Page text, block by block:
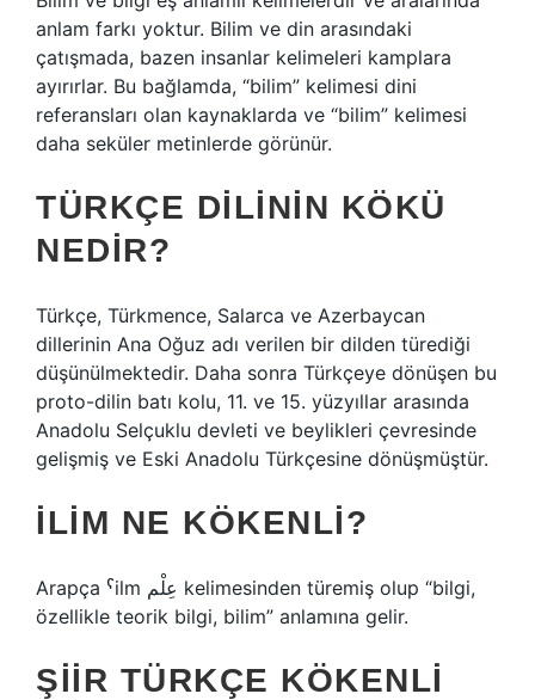
anlam farkı yoktur. Bilim ve din arasındaki
çatışmada, bazen insanlar kelimeleri kamplara
ayırırlar. Bu bağlamda, “bilim” kelimesi dini
referansları olan kaynaklarda ve “bilim” kelimesi
daha seküler metinlerde görünür.
TÜRKÇE DILININ KÖKÜ
NEDIR?
Türkçe, Türkmence, Salarca ve Azerbaycan
dillerinin Ana Oğuz adı verilen bir dilden türediği
düşünülmektedir. Daha sonra Türkçeye dönüşen bu
proto-dilin batı kolu, 11. ve 15. yüzyıllar arasında
Anadolu Selçuklu devleti ve beylikleri çevresinde
gelişmiş ve Eski Anadolu Türkçesine dönüşmüştür.
İLIM NE KÖKENLI?
Arapça ˁilm عِلْم kelimesinden türemiş olup “bilgi,
özellikle teorik bilgi, bilim” anlamına gelir.
ŞIIR TÜRKÇE KÖKENLI